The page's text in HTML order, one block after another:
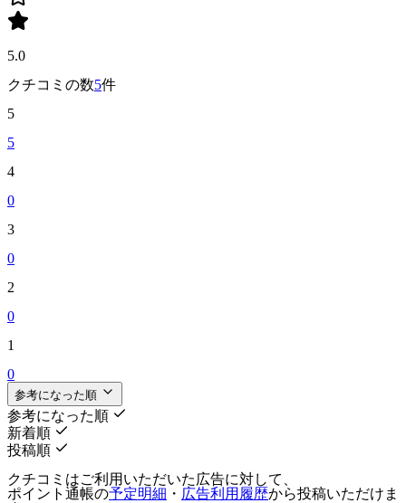
5.0
クチコミの数5件
5
5
4
0
3
0
2
0
1
0
参考になった順
参考になった順
新着順
投稿順
クチコミはご利用いただいた広告に対して、
ポイント通帳の予定明細 ・ 広告利用履歴から投稿いただけま